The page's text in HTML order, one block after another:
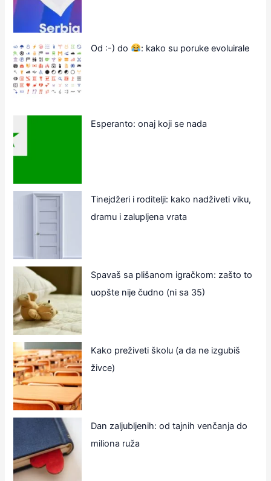
Od :-) do : kako su poruke evoluirale
Esperanto: onaj koji se nada
Tinejdžeri i roditelji: kako nadživeti viku,
dramu i zalupljena vrata
Spavaš sa plišanom igračkom: zašto to
uopšte nije čudno (ni sa 35)
Kako preživeti školu (a da ne izgubiš
živce)
Dan zaljubljenih: od tajnih venčanja do
miliona ruža